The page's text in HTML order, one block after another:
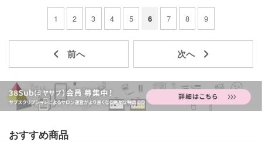
1 2 3 4 5 6 7 8 9
おすすめ商品